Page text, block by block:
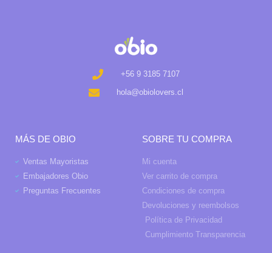
+56 9 3185 7107
hola@obiolovers.cl
MÁS DE OBIO
Ventas Mayoristas
Embajadores Obio
Preguntas Frecuentes
SOBRE TU COMPRA
Mi cuenta
Ver carrito de compra
Condiciones de compra
Devoluciones y reembolsos
Política de Privacidad
Cumplimiento Transparencia